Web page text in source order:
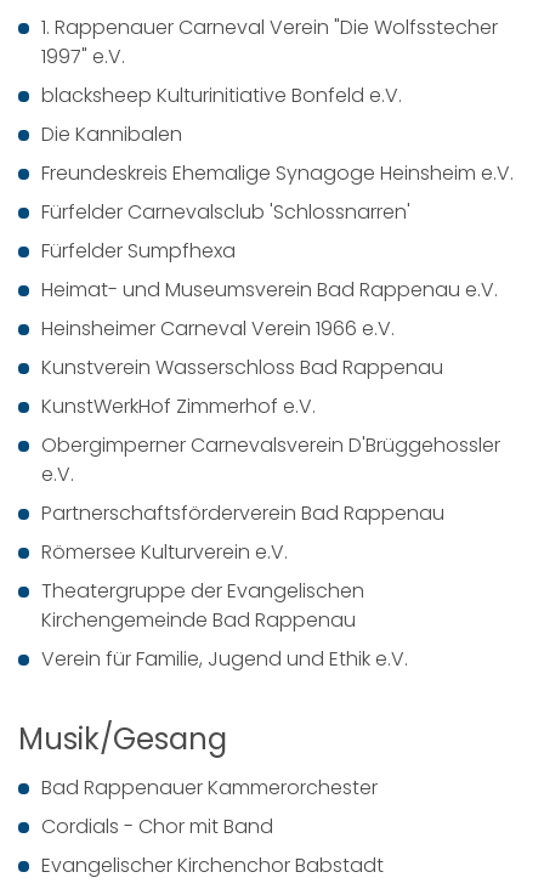
1. Rappenauer Carneval Verein "Die Wolfsstecher
1997" e.V.
blacksheep Kulturinitiative Bonfeld e.V.
Die Kannibalen
Freundeskreis Ehemalige Synagoge Heinsheim e.V.
Fürfelder Carnevalsclub 'Schlossnarren'
Fürfelder Sumpfhexa
Heimat- und Museumsverein Bad Rappenau e.V.
Heinsheimer Carneval Verein 1966 e.V.
Kunstverein Wasserschloss Bad Rappenau
KunstWerkHof Zimmerhof e.V.
Obergimperner Carnevalsverein D'Brüggehossler
e.V.
Partnerschaftsförderverein Bad Rappenau
Römersee Kulturverein e.V.
Theatergruppe der Evangelischen
Kirchengemeinde Bad Rappenau
Verein für Familie, Jugend und Ethik e.V.
Musik/Gesang
Bad Rappenauer Kammerorchester
Cordials - Chor mit Band
Evangelischer Kirchenchor Babstadt